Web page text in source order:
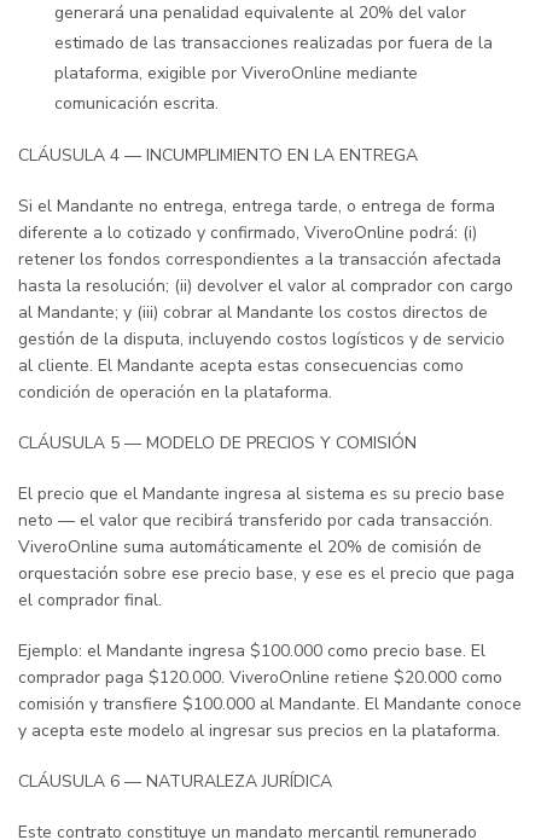
generará una penalidad equivalente al 20% del valor
estimado de las transacciones realizadas por fuera de la
plataforma, exigible por ViveroOnline mediante
comunicación escrita.
CLÁUSULA 4 — INCUMPLIMIENTO EN LA ENTREGA
Si el Mandante no entrega, entrega tarde, o entrega de forma
diferente a lo cotizado y confirmado, ViveroOnline podrá: (i)
retener los fondos correspondientes a la transacción afectada
hasta la resolución; (ii) devolver el valor al comprador con cargo
al Mandante; y (iii) cobrar al Mandante los costos directos de
gestión de la disputa, incluyendo costos logísticos y de servicio
al cliente. El Mandante acepta estas consecuencias como
condición de operación en la plataforma.
CLÁUSULA 5 — MODELO DE PRECIOS Y COMISIÓN
El precio que el Mandante ingresa al sistema es su precio base
neto — el valor que recibirá transferido por cada transacción.
ViveroOnline suma automáticamente el 20% de comisión de
orquestación sobre ese precio base, y ese es el precio que paga
el comprador final.
Ejemplo: el Mandante ingresa $100.000 como precio base. El
comprador paga $120.000. ViveroOnline retiene $20.000 como
comisión y transfiere $100.000 al Mandante. El Mandante conoce
y acepta este modelo al ingresar sus precios en la plataforma.
CLÁUSULA 6 — NATURALEZA JURÍDICA
Este contrato constituye un mandato mercantil remunerado